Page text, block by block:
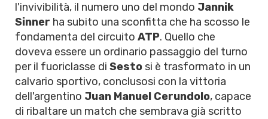
l'invivibilità, il numero uno del mondo Jannik
Sinner ha subito una sconfitta che ha scosso le
fondamenta del circuito ATP. Quello che
doveva essere un ordinario passaggio del turno
per il fuoriclasse di Sesto si è trasformato in un
calvario sportivo, conclusosi con la vittoria
dell'argentino Juan Manuel Cerundolo, capace
di ribaltare un match che sembrava già scritto